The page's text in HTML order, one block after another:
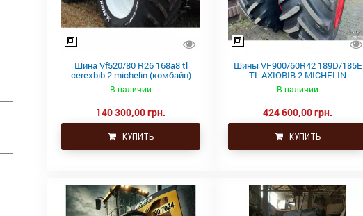
Шина Vf520/80 R26 168a8 tl
cerexbib 2 michelin (комбайн)
В наличии
140 300,00 грн.
КУПИТЬ
Шины VF900/60R42 189D/185E
TL AXIOBIB 2 MICHELIN
В наличии
424 600,00 грн.
КУПИТЬ